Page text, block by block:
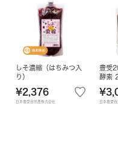
しそ濃縮（はちみつ入
り）
¥2,376
日本豊受自然農株式会社
豊受
酵素
日本豊受